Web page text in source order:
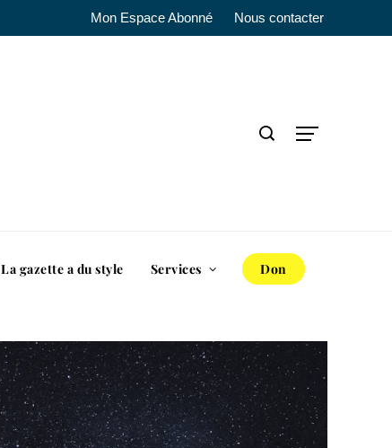
Mon Espace Abonné Nous contacter
La gazette a du style Services Don